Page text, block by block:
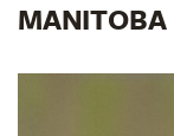
MANITOBA